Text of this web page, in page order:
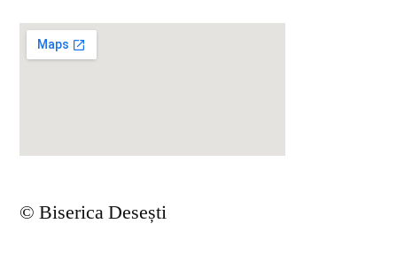
© Biserica Desești